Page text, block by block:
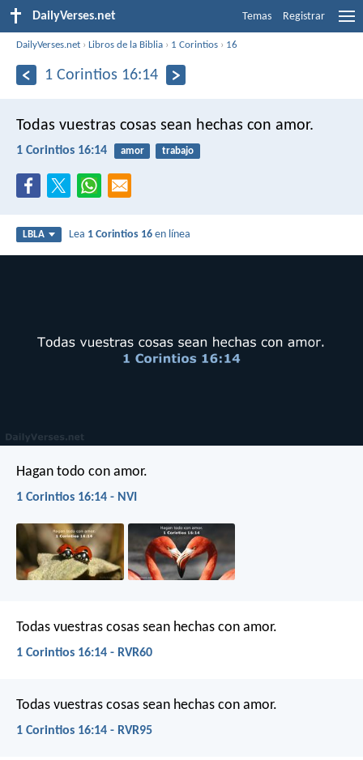
DailyVerses.net Temas Registrar
DailyVerses.net ›Libros de la Biblia › 1 Corintios › 16
1 Corintios 16:14
Todas vuestras cosas sean hechas con amor.
1 Corintios 16:14 amor trabajo
LBLA Lea 1 Corintios 16 en línea
Hagan todo con amor.
1 Corintios 16:14 - NVI
Todas vuestras cosas sean hechas con amor.
1 Corintios 16:14 - RVR60
Todas vuestras cosas sean hechas con amor.
1 Corintios 16:14 - RVR95